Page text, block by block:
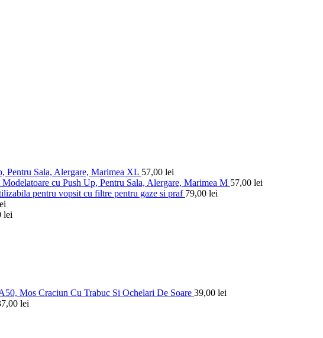
Pentru Sala, Alergare, Marimea XL 57,00 lei
cu Push Up, Pentru Sala, Alergare, Marimea M 57,00 lei
pentru vopsit cu filtre pentru gaze si praf 79,00 lei
lei
Mos Craciun Cu Trabuc Si Ochelari De Soare 39,00 lei
lei